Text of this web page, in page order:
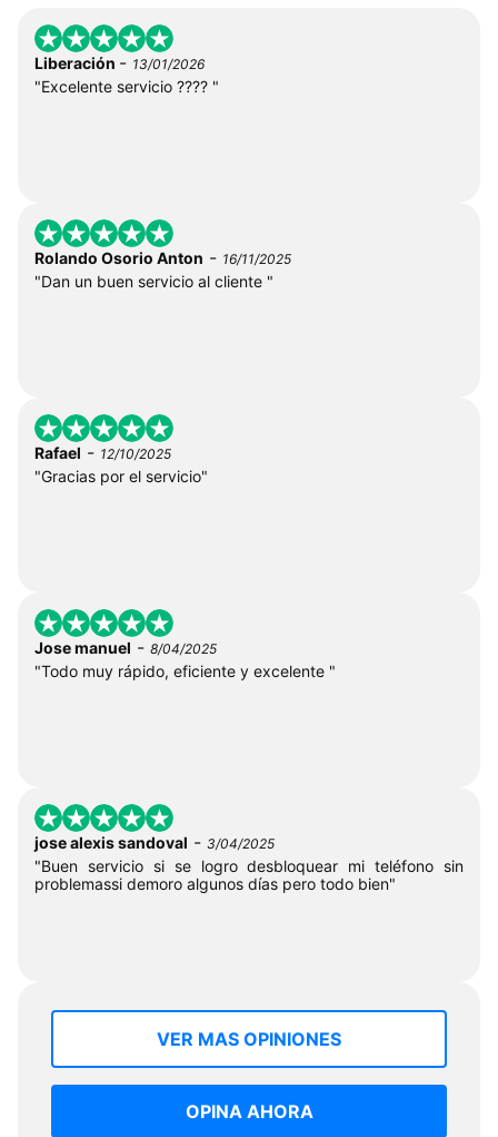
Liberación - 13/01/2026
"Excelente servicio ???? "
Rolando Osorio Anton - 16/11/2025
"Dan un buen servicio al cliente "
Rafael - 12/10/2025
"Gracias por el servicio"
Jose manuel - 8/04/2025
"Todo muy rápido, eficiente y excelente "
jose alexis sandoval - 3/04/2025
"Buen servicio si se logro desbloquear mi teléfono sin
problemassi demoro algunos días pero todo bien"
VER MAS OPINIONES
OPINA AHORA